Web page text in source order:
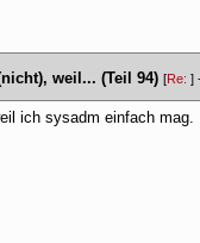
weil... (Teil 94) [Re: ]
ich sysadm einfach mag.